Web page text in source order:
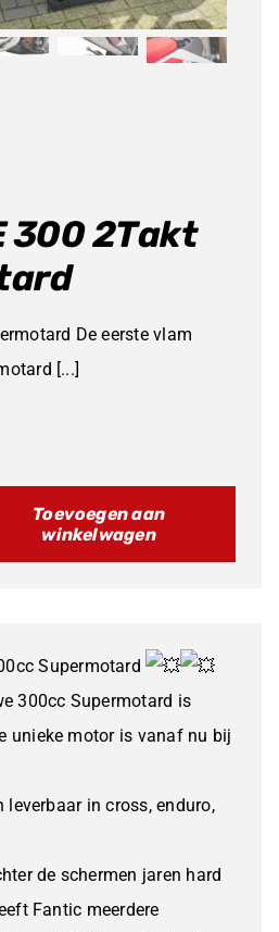
300 2Takt
De eerste vlam
[...]
Toevoegen aan
winkelwagen
Supermotard
300cc Supermotard is
unieke motor is vanaf nu bij
in cross, enduro,
de schermen jaren hard
Fantic meerdere